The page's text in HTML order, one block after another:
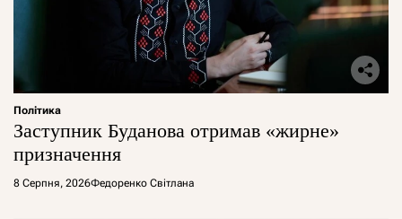
Політика
Заступник Буданова отримав «жирне»
призначення
8 Серпня, 2026Федоренко Світлана